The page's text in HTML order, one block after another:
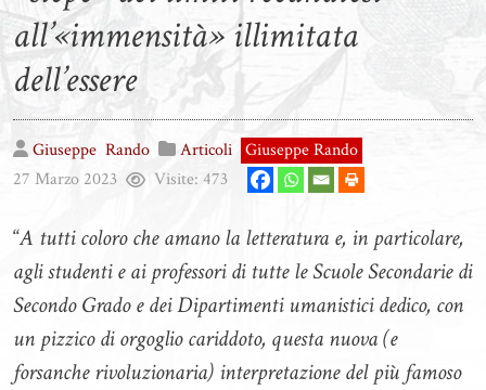
all’«immensità» illimitata
dell’essere
Giuseppe Rando Articoli Giuseppe Rando
27 Marzo 2023
Visite: 473
“A tutti coloro che amano la letteratura e, in particolare,
agli studenti e ai professori di tutte le Scuole Secondarie di
Secondo Grado e dei Dipartimenti umanistici dedico, con
un pizzico di orgoglio cariddoto, questa nuova (e
forsanche rivoluzionaria) interpretazione del più famoso